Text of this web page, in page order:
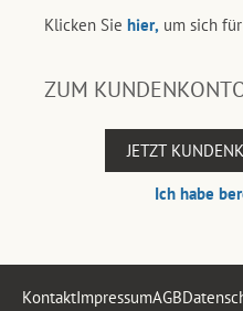
Klicken Sie hier, um sich
ZUM
JETZT
Ich habe
KontaktImpressumAGB